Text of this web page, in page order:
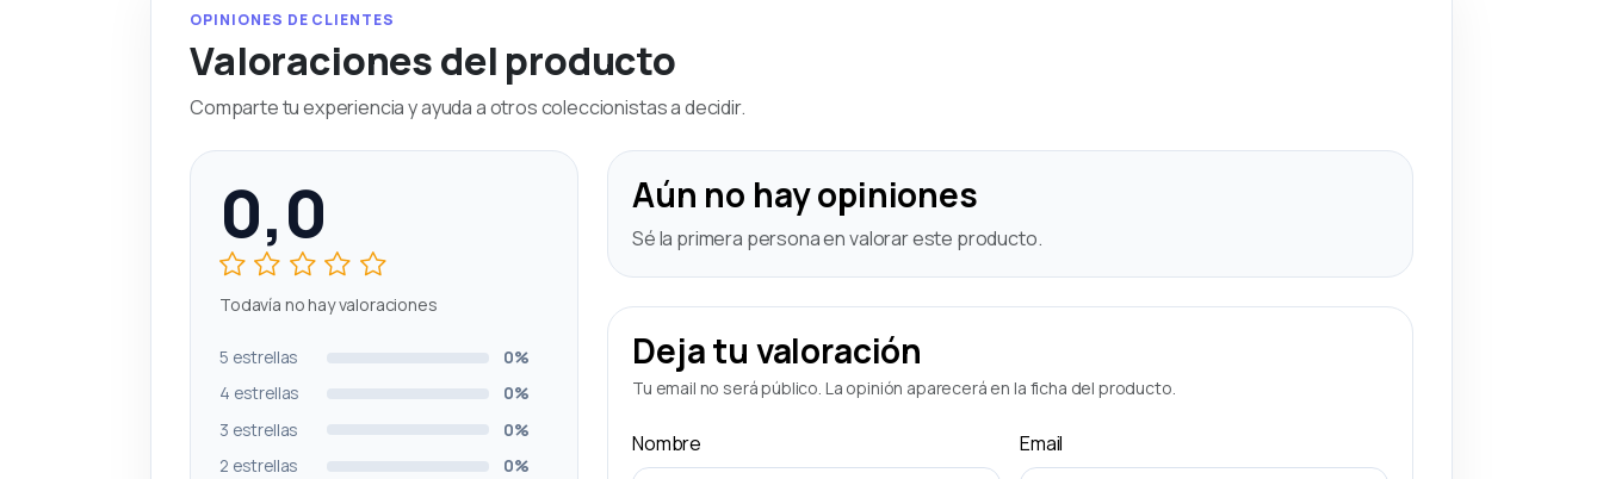
OPINIONES DE CLIENTES
Valoraciones del producto
Comparte tu experiencia y ayuda a otros coleccionistas a decidir.
0,0
Todavía no hay valoraciones
5 estrellas
0%
4 estrellas
0%
3 estrellas
0%
2 estrellas
0%
Aún no hay opiniones
Sé la primera persona en valorar este producto.
Deja tu valoración
Tu email no será público. La opinión aparecerá en la ficha del producto.
Nombre Email